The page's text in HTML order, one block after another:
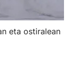
eta ostiralean